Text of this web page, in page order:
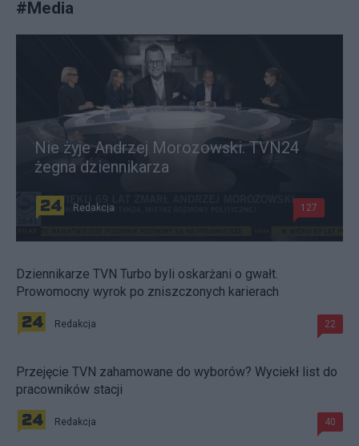
#Media
Nie żyje Andrzej Morozowski. TVN24
żegna dziennikarza
Redakcja 127
Dziennikarze TVN Turbo byli oskarżani o gwałt.
Prowomocny wyrok po zniszczonych karierach
Redakcja 22
Przejęcie TVN zahamowane do wyborów? Wyciekł list do
pracowników stacji
Redakcja 40